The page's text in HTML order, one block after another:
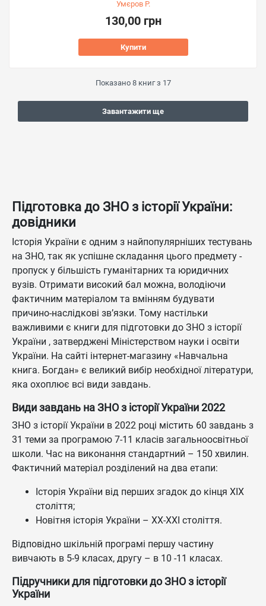
Умєров Р.
130,00 грн
Купити
Показано 8книг з 17
Завантажити ще
Підготовка до ЗНО з історії України:
довідники
Історія України є одним з найпопулярніших тестувань
на ЗНО, так як успішне складання цього предмету -
пропуск у більшість гуманітарних та юридичних
вузів. Отримати високий бал можна, володіючи
фактичним матеріалом та вмінням будувати
причино-наслідкові зв’язки. Тому настільки
важливими є книги для підготовки до ЗНО з історії
України , затверджені Міністерством науки і освіти
України. На сайті інтернет-магазину «Навчальна
книга. Богдан» є великий вибір необхідної літератури,
яка охоплює всі види завдань.
Види завдань на ЗНО з історії України 2022
ЗНО з історії України в 2022 році містить 60 завдань з
31 теми за програмою 7-11 класів загальноосвітньої
школи. Час на виконання стандартний – 150 хвилин.
Фактичний матеріал розділений на два етапи:
Історія України від перших згадок до кінця ХІХ
століття;
Новітня історія України – ХХ-ХХІ століття.
Відповідно шкільній програмі першу частину
вивчають в 5-9 класах, другу – в 10 -11 класах.
Підручники для підготовки до ЗНО з історії
України